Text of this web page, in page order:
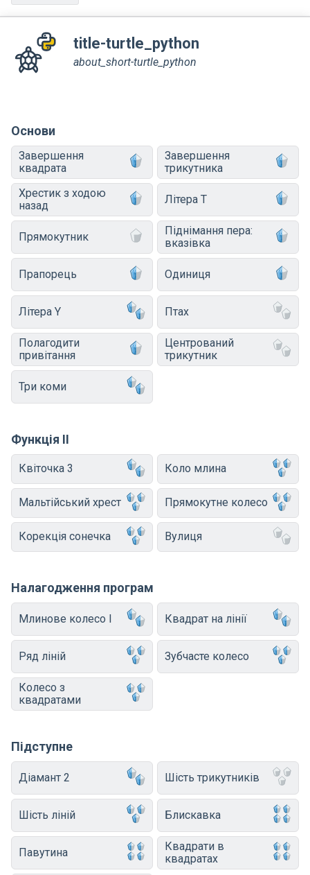
title-turtle_python
about_short-turtle_python
Основи
Завершення
квадрата
Завершення
трикутника
Хрестик з ходою
назад
Літера T
Прямокутник
Піднімання пера:
вказівка
Прапорець Одиниця
Літера Y Птах
Полагодити
привітання
Центрований
трикутник
Три коми
Функція II
Квіточка 3 Коло млина
Мальтійський хрест Прямокутне колесо
Корекція сонечка Вулиця
Налагодження програм
Млинове колесо I Квадрат на лінії
Ряд ліній Зубчасте колесо
Колесо з
квадратами
Підступне
Діамант 2 Шість трикутників
Шість ліній Блискавка
Павутина
Квадрати в
квадратах